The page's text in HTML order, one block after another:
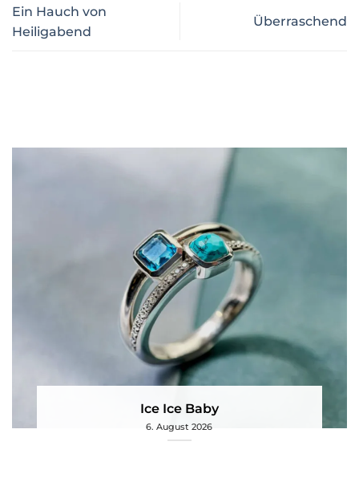
Ein Hauch von
Heiligabend
Überraschend
Ice Ice Baby
6. August 2026